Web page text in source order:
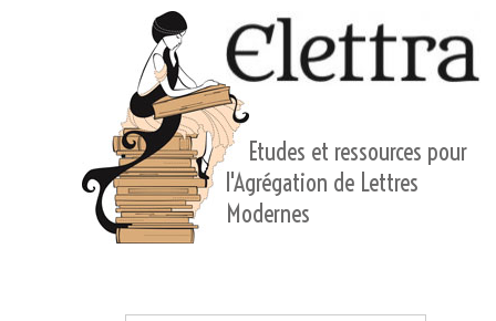
Etudes et ressources pour
l'Agrégation de Lettres
Modernes